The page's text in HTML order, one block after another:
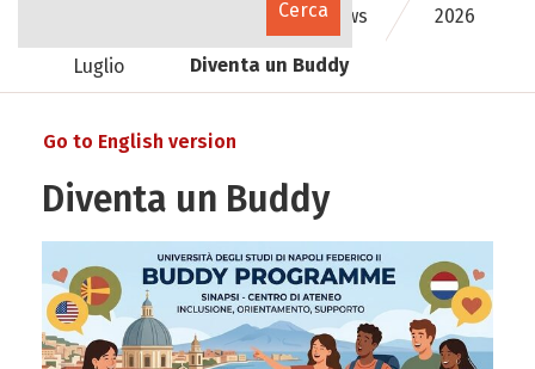
Le news 2026
Luglio Diventa un Buddy
Go to English version
Diventa un Buddy